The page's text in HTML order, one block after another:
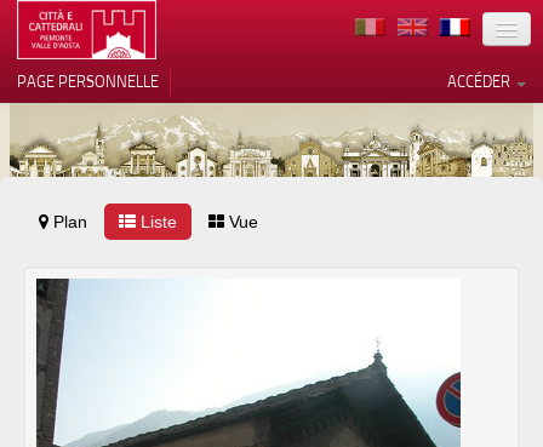
TERRITOIRE
ARCHITECTURE
MUSÉES
EVÉNEMENTS
ACCUEIL
BÉNÉVOLES
ACCÉDER
PAGE PERSONNELLE
Plan Liste Vue
Notification lors de la collecte
Vos choix en matière de